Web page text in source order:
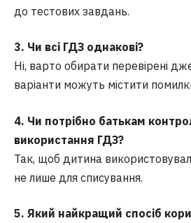
до тестових завдань.
3. Чи всі ГДЗ однакові?
Ні, варто обирати перевірені
варіанти можуть містити
4. Чи потрібно батькам
використання ГДЗ?
Так, щоб дитина
не лише для списування.
5. Який найкращий спосіб